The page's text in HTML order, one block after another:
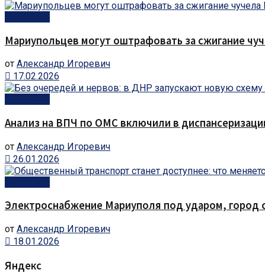
Мариупольцев могут оштрафовать за сжигание
от Александр Игоревич
17.02.2026
Анализ на ВПЧ по ОМС включили в
от Александр Игоревич
26.01.2026
Электроснабжение Мариуполя под ударом, город
от Александр Игоревич
18.01.2026
Яндекс